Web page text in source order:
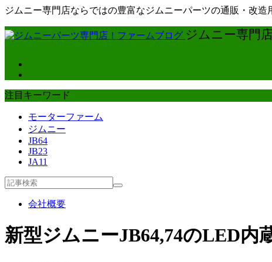
ジムニー専門店ならではの豊富なジムニーパーツの通販・
ジムニー専門
注目キーワード
モーターファーム
ジムニー
JB64
JB23
JA11
会社概要
新型ジムニーJB64,74のLED内